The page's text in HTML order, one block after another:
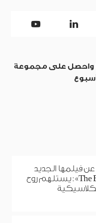
واحصل على مجموعة
فيلمها الجديد
«The End of Oak Street»: يستلهم روح